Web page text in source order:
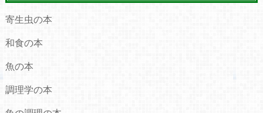
寄生虫の本
和食の本
魚の本
調理学の本